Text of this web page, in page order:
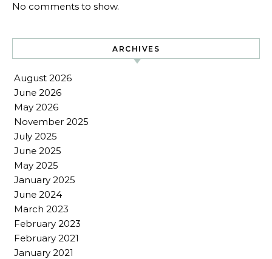
No comments to show.
ARCHIVES
August 2026
June 2026
May 2026
November 2025
July 2025
June 2025
May 2025
January 2025
June 2024
March 2023
February 2023
February 2021
January 2021